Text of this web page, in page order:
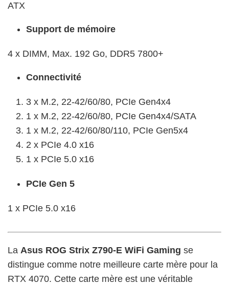
ATX
Support de mémoire
4 x DIMM, Max. 192 Go, DDR5 7800+
Connectivité
3 x M.2, 22-42/60/80, PCIe Gen4x4
1 x M.2, 22-42/60/80, PCIe Gen4x4/SATA
1 x M.2, 22-42/60/80/110, PCIe Gen5x4
2 x PCIe 4.0 x16
1 x PCIe 5.0 x16
PCIe Gen 5
1 x PCIe 5.0 x16
La Asus ROG Strix Z790-E WiFi Gaming se
distingue comme notre meilleure carte mère pour la
RTX 4070. Cette carte mère est une véritable